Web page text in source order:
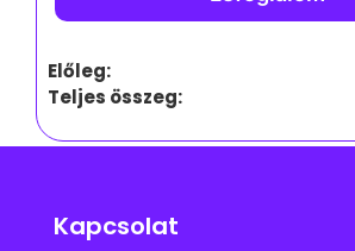
Előleg:
Teljes összeg:
Kapcsolat